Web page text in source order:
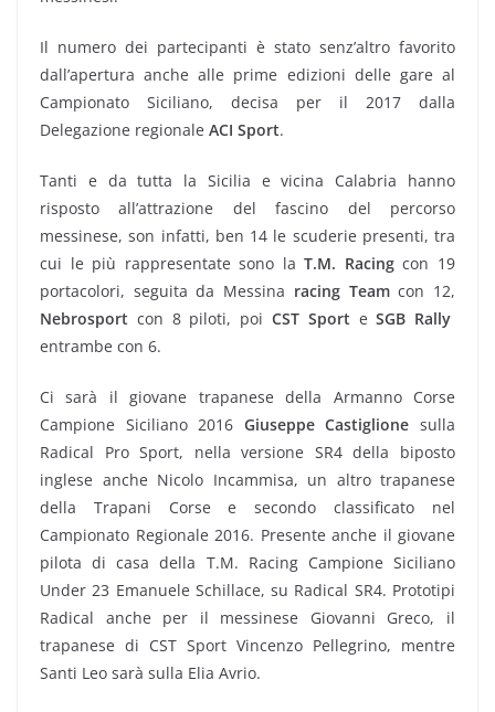
Il numero dei partecipanti è stato senz’altro favorito
dall’apertura anche alle prime edizioni delle gare al
Campionato Siciliano, decisa per il 2017 dalla
Delegazione regionale ACI Sport.
Tanti e da tutta la Sicilia e vicina Calabria hanno
risposto all’attrazione del fascino del percorso
messinese, son infatti, ben 14 le scuderie presenti, tra
cui le più rappresentate sono laT.M. Racingcon 19
portacolori, seguita da Messina racing Teamcon 12,
Nebrosport con 8 piloti, poi CST Sport eSGB Rally
entrambe con 6.
Ci sarà il giovane trapanese della Armanno Corse
Campione Siciliano 2016 Giuseppe Castiglione sulla
Radical Pro Sport, nella versione SR4 della biposto
inglese anche Nicolo Incammisa, un altro trapanese
della Trapani Corse e secondo classificato nel
Campionato Regionale 2016. Presente anche il giovane
pilota di casa della T.M. Racing Campione Siciliano
Under 23 Emanuele Schillace, su Radical SR4. Prototipi
Radical anche per il messinese Giovanni Greco, il
trapanese di CST Sport Vincenzo Pellegrino, mentre
Santi Leo sarà sulla Elia Avrio.